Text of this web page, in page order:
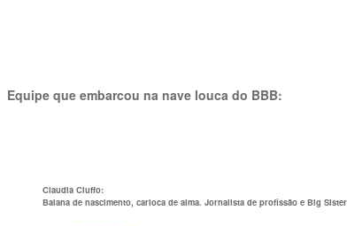
Equipe que embarcou na nave louca do BBB:
Claudia Ciuffo:
Baiana de nascimento, carioca de alma. Jornalista de profissão e Big